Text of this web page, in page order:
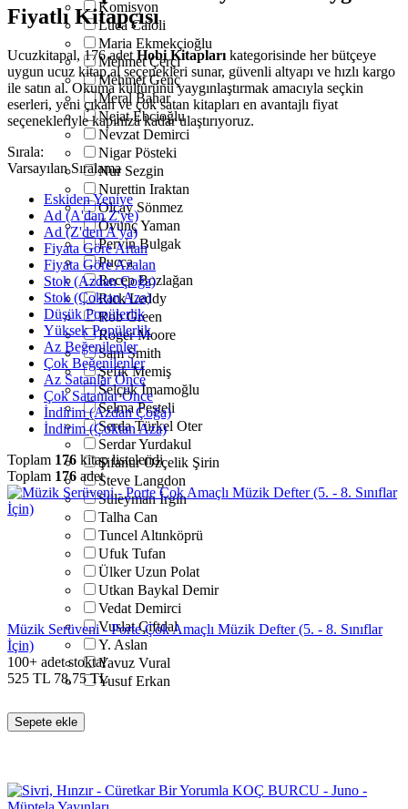
Komisyon
Luca Caioli
Maria Ekmekçioğlu
Mehmet Çerçi
Mehmet Genç
Meral Bahar
Nejat Ebcioğlu
Nevzat Demirci
Nigar Pösteki
Nur Sezgin
Nurettin Iraktan
Olcay Sönmez
Övünç Yaman
Pervin Bulgak
Pucca
Recep Bozlağan
Rick Leddy
Rob Green
Roger Moore
Sam Smith
Şefik Memiş
Selçuk İmamoğlu
Selma Peşteli
Serda Türkel Oter
Serdar Yurdakul
Şifanur Özçelik Şirin
Steve Langdon
Süleyman İrgin
Talha Can
Tuncel Altınköprü
Ufuk Tufan
Ülker Uzun Polat
Utkan Baykal Demir
Vedat Demirci
Vuslat Çiftdal
Y. Aslan
Yavuz Vural
Yusuf Erkan
Fiyatlı Kitapçısı
Ucuzkitapal, 176 adet Hobi Kitapları kategorisinde her bütçeye
uygun ucuz kitap al seçenekleri sunar, güvenli altyapı ve hızlı kargo
ile satın al. Okuma kültürünü yaygınlaştırmak amacıyla seçkin
eserleri, yeni çıkan ve çok satan kitapları en avantajlı fiyat
seçenekleriyle kapınıza kadar ulaştırıyoruz.
Sırala:
Varsayılan Sıralama
Eskiden Yeniye
Ad (A'dan Z'ye)
Ad (Z'den A'ya)
Fiyata Göre Artan
Fiyata Göre Azalan
Stok (Azdan Çoğa)
Stok (Çoktan Aza)
Düşük Popülerlik
Yüksek Popülerlik
Az Beğenilenler
Çok Beğenilenler
Az Satanlar Önce
Çok Satanlar Önce
İndirim (Azdan Çoğa)
İndirim (Çoktan Aza)
Toplam 176 kitap listelendi
Toplam 176 adet
Müzik Serüveni - Porte Çok Amaçlı Müzik Defter (5. - 8. Sınıflar
İçin)
100+ adet stokta!
525 TL 78,75 TL
Sepete ekle